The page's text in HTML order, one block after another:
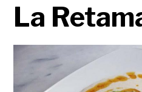
La